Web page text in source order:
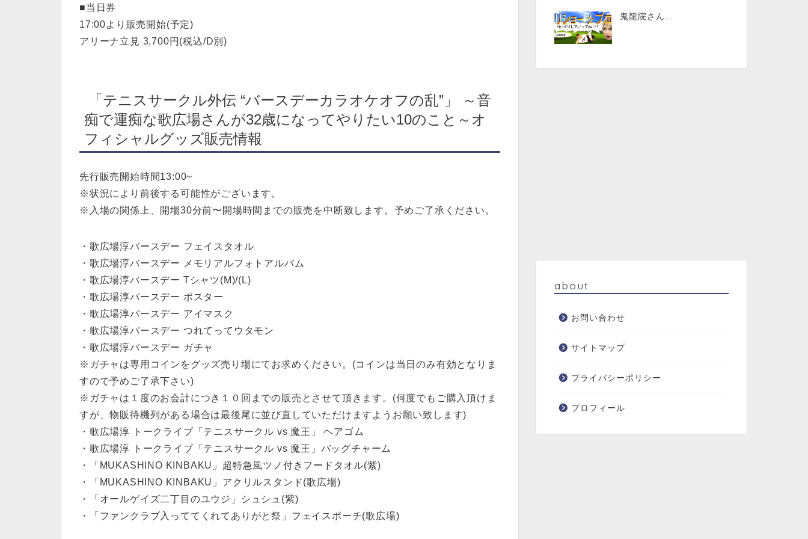
■当日券
17:00より販売開始(予定)
アリーナ立見 3,700円(税込/D別)
「テニスサークル外伝 “バースデーカラオケオフの乱”」 ～音
痴で運痴な歌広場さんが32歳になってやりたい10のこと～オ
フィシャルグッズ販売情報
先行販売開始時間13:00~
※状況により前後する可能性がございます。
※入場の関係上、開場30分前〜開場時間までの販売を中断致します。予めご了承ください。
・歌広場淳バースデー フェイスタオル
・歌広場淳バースデー メモリアルフォトアルバム
・歌広場淳バースデー Tシャツ(M)/(L)
・歌広場淳バースデー ポスター
・歌広場淳バースデー アイマスク
・歌広場淳バースデー つれてってウタモン
・歌広場淳バースデー ガチャ
※ガチャは専用コインをグッズ売り場にてお求めください。(コインは当日のみ有効となりま
すので予めご了承下さい)
※ガチャは１度のお会計につき１０回までの販売とさせて頂きます。(何度でもご購入頂けま
すが、物販待機列がある場合は最後尾に並び直していただけますようお願い致します)
・歌広場淳 トークライブ「テニスサークル vs 魔王」 ヘアゴム
・歌広場淳 トークライブ「テニスサークル vs 魔王」バッグチャーム
・「MUKASHINO KINBAKU」超特急風ツノ付きフードタオル(紫)
・「MUKASHINO KINBAKU」アクリルスタンド(歌広場)
・「オールゲイズ二丁目のユウジ」シュシュ(紫)
・「ファンクラブ入っててくれてありがと祭」フェイスポーチ(歌広場)
鬼龍院さん…
about
お問い合わせ
サイトマップ
プライバシーポリシー
プロフィール